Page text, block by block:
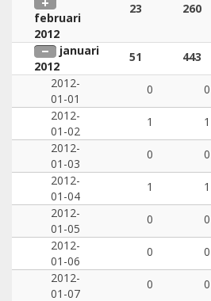
februari
2012
23 260
januari
2012
51 443
2012-
01-01
0 0
2012-
01-02
1 1
2012-
01-03
0 0
2012-
01-04
1 1
2012-
01-05
0 0
2012-
01-06
0 0
2012-
01-07
0 0